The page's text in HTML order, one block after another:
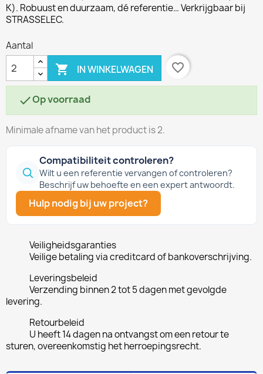
K). Robuust en duurzaam, dé referentie… Verkrijgbaar bij
STRASSELEC.
Aantal
 IN WINKELWAGEN favorite_border
Op voorraad
Minimale afname van het product is 2.
Compatibiliteit controleren?
Wilt u een referentie vervangen of controleren?
Beschrijf uw behoefte en een expert antwoordt.
Hulp nodig bij uw project?
Veiligheidsgaranties
Veilige betaling via creditcard of bankoverschrijving.
Leveringsbeleid
Verzending binnen 2 tot 5 dagen met gevolgde
levering.
Retourbeleid
U heeft 14 dagen na ontvangst om een retour te
sturen, overeenkomstig het herroepingsrecht.